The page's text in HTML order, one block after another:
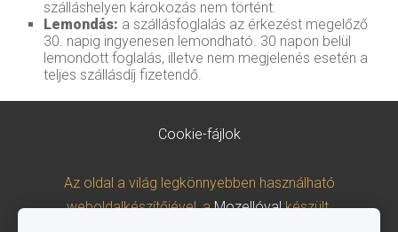
szálláshelyen károkozás nem történt.
Lemondás: a szállásfoglalás az érkezést megelőző
30. napig ingyenesen lemondható. 30 napon belül
lemondott foglalás, illetve nem megjelenés esetén a
teljes szállásdíj fizetendő.
Cookie-fájlok
Az oldal a világ legkönnyebben használható
weboldalkészítőjével, aMozellóvalkészült.